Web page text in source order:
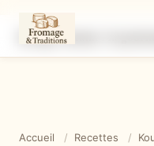
Accueil / Recettes /